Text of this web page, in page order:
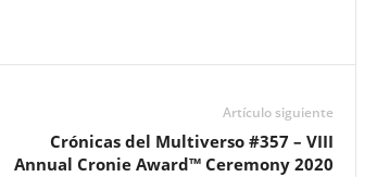
Artículo siguiente
Crónicas del Multiverso #357 – VIII
Annual Cronie Award™ Ceremony 2020